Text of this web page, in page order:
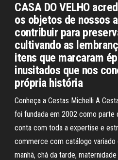
CASA DO VELHO
os objetos de nossos
contribuir para
cultivando as
itens que marcaram
inusitados que nos
própria história
Conheça a Cestas Michelli A
foi fundada em 2002 como parte
conta com toda a expertise e
commerce com catálogo
manhã, chá da tarde,